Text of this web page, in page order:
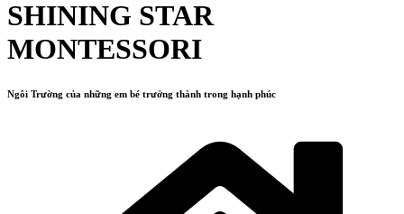
SHINING STAR
MONTESSORI
Ngôi Trường của những em bé trưởng thành trong hạnh phúc